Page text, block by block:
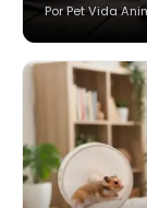
Por Pet Vida